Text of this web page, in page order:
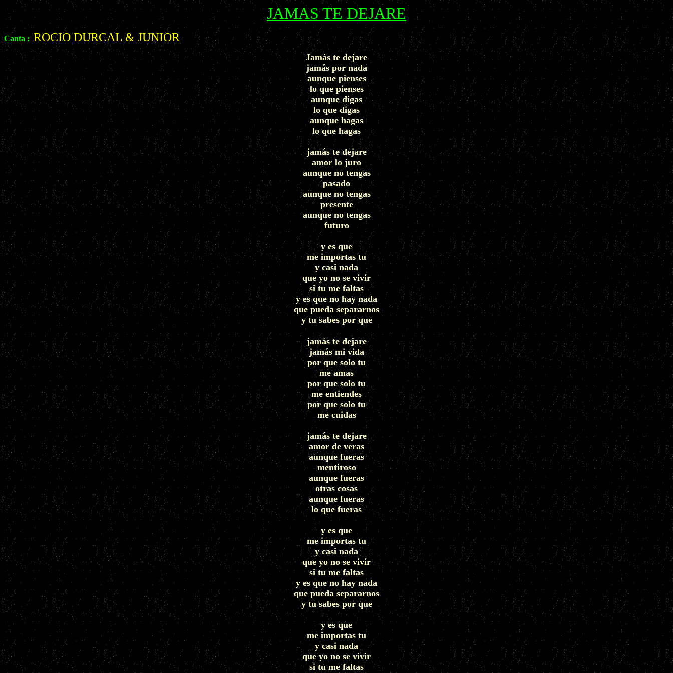
JAMAS TE DEJARE
Canta : ROCIO DURCAL & JUNIOR
Jamás te dejare
jamás por nada
aunque pienses
lo que pienses
aunque digas
lo que digas
aunque hagas
lo que hagas
jamás te dejare
amor lo juro
aunque no tengas
pasado
aunque no tengas
presente
aunque no tengas
futuro
y es que
me importas tu
y casi nada
que yo no se vivir
si tu me faltas
y es que no hay nada
que pueda separarnos
y tu sabes por que
jamás te dejare
jamás mi vida
por que solo tu
me amas
por que solo tu
me entiendes
por que solo tu
me cuidas
jamás te dejare
amor de veras
aunque fueras
mentiroso
aunque fueras
otras cosas
aunque fueras
lo que fueras
y es que
me importas tu
y casi nada
que yo no se vivir
si tu me faltas
y es que no hay nada
que pueda separarnos
y tu sabes por que
y es que
me importas tu
y casi nada
que yo no se vivir
si tu me faltas